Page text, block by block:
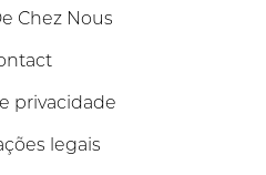
Chez Nous
privacidade
legais